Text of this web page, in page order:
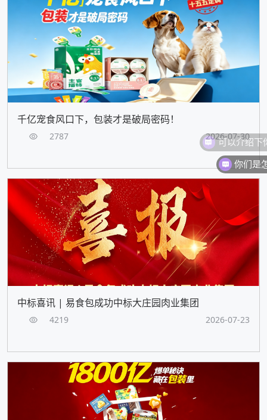
千亿宠食风口下，包装才是破局密码！
2787 2026-07-30
中标喜讯 | 易食包成功中标大庄园肉业集团
4219 2026-07-23
你们是